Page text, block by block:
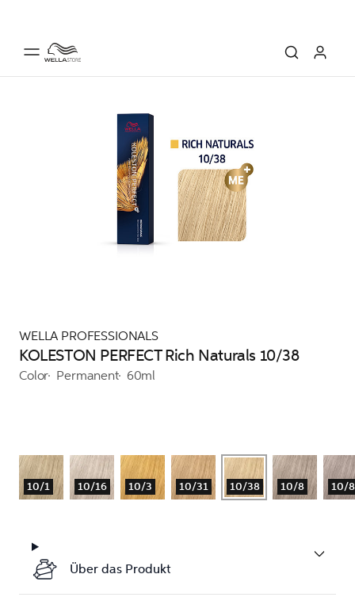
WELLA PROFESSIONALS
KOLESTON PERFECT Rich Naturals 10/38
Color Permanent 60ml
10/1 10/16 10/3 10/31 10/38 10/8 10/
Über das Produkt